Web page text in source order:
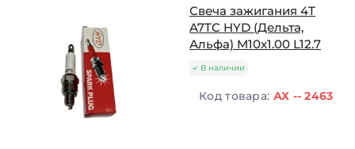
Свеча зажигания 4T
A7TC HYD (Дельта,
Альфа) M10x1.00 L12.7
В наличии
Код товара: АХ -- 2463